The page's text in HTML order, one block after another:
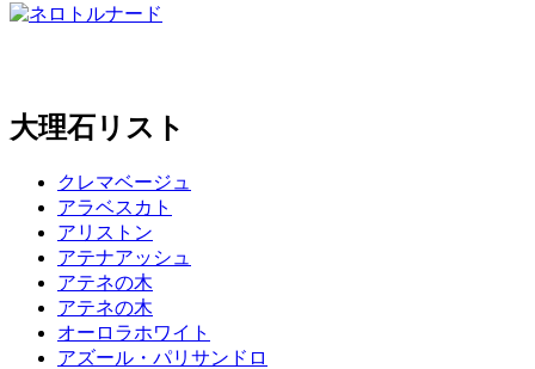
大理石リスト
クレマベージュ
アラベスカト
アリストン
アテナアッシュ
アテネの木
アテネの木
オーロラホワイト
アズール・パリサンドロ